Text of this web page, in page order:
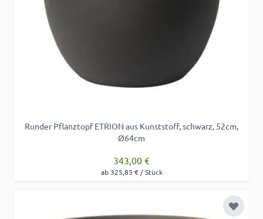
Runder Pflanztopf ETRION aus Kunststoff, schwarz, 52cm,
Ø64cm
343,00 €
ab 325,85 € / Stück
Zur